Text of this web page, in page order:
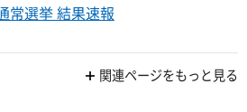
常選挙 結果速報
関連ページをもっと見る